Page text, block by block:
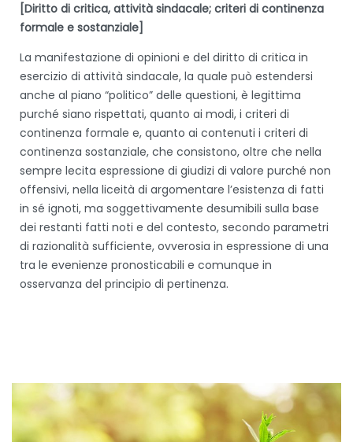
[Diritto di critica, attività sindacale; criteri di continenza
formale e sostanziale]
La manifestazione di opinioni e del diritto di critica in
esercizio di attività sindacale, la quale può estendersi
anche al piano “politico” delle questioni, è legittima
purché siano rispettati, quanto ai modi, i criteri di
continenza formale e, quanto ai contenuti i criteri di
continenza sostanziale, che consistono, oltre che nella
sempre lecita espressione di giudizi di valore purché non
offensivi, nella liceità di argomentare l’esistenza di fatti
in sé ignoti, ma soggettivamente desumibili sulla base
dei restanti fatti noti e del contesto, secondo parametri
di razionalità sufficiente, ovverosia in espressione di una
tra le evenienze pronosticabili e comunque in
osservanza del principio di pertinenza.